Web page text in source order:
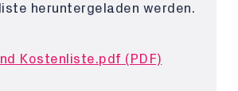
heruntergeladen werden.
Kostenliste.pdf (PDF)